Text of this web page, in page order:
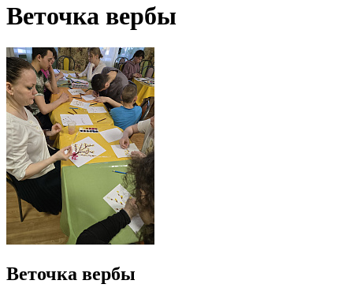
Веточка вербы
Веточка вербы